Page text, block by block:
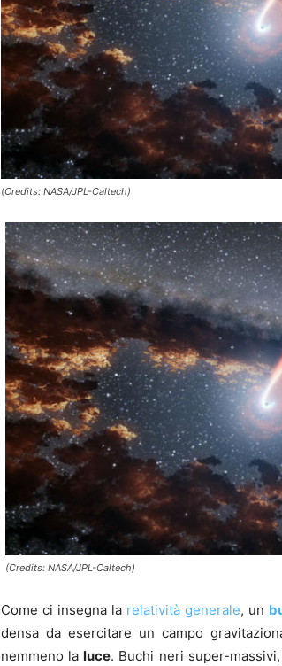
(Credits: NASA/JPL-Caltech)
(Credits: NASA/JPL-Caltech)
Come ci insegna la relatività generale, un
densa da esercitare un campo
nemmeno laluce. Buchi neri super-